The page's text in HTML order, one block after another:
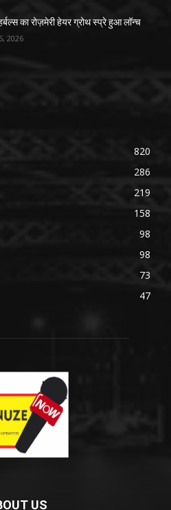
का रोज़मेरी हेयर ग्रोथ स्प्रे हुआ लॉन्च
2026
820
286
219
158
98
98
73
47
US